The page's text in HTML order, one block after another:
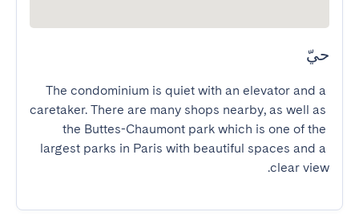
حيّ
The condominium is quiet with an elevator and a
caretaker. There are many shops nearby, as well as
the Buttes-Chaumont park which is one of the
largest parks in Paris with beautiful spaces and a
clear view.